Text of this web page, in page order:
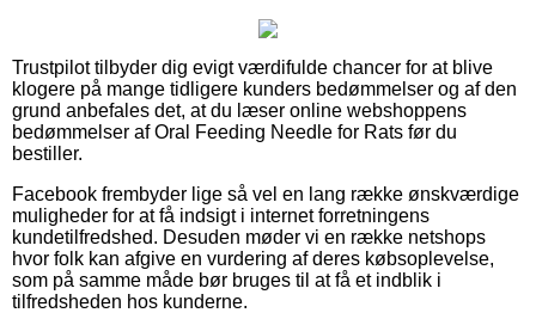
Trustpilot tilbyder dig evigt værdifulde chancer for at blive
klogere på mange tidligere kunders bedømmelser og af den
grund anbefales det, at du læser online webshoppens
bedømmelser af Oral Feeding Needle for Rats før du
bestiller.
Facebook frembyder lige så vel en lang række ønskværdige
muligheder for at få indsigt i internet forretningens
kundetilfredshed. Desuden møder vi en række netshops
hvor folk kan afgive en vurdering af deres købsoplevelse,
som på samme måde bør bruges til at få et indblik i
tilfredsheden hos kunderne.